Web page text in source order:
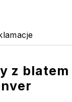
z blatem